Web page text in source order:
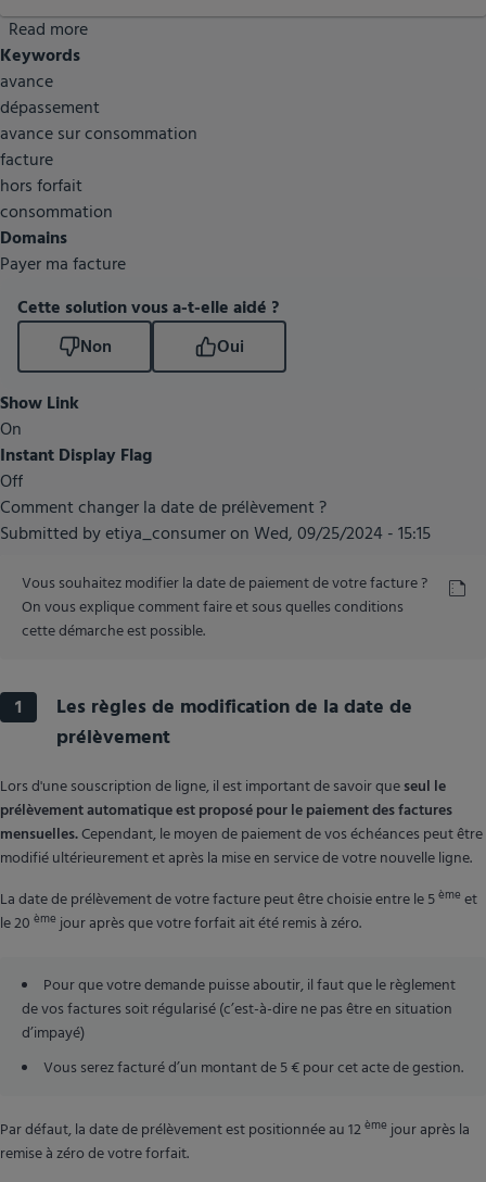
Read more
mon
avance
?
Keywords
avance
dépassement
avance sur consommation
facture
hors forfait
consommation
Domains
Payer ma facture
Cette solution vous a-t-elle aidé ?
Non
Oui
Show Link
On
Instant Display Flag
Off
Comment changer la date de prélèvement ?
Submitted byetiya_consumeron Wed, 09/25/2024 - 15:15
Vous souhaitez modifier la date de paiement de votre facture ?
On vous explique comment faire et sous quelles conditions
cette démarche est possible.
1
Les règles de modification de la date de
prélèvement
Lors d'une souscription de ligne, il est important de savoir que seul le
prélèvement automatique est proposé pour le paiement des factures
mensuelles.Cependant, le moyen de paiement de vos échéances peut être
modifié ultérieurement et après la mise en service de votre nouvelle ligne.
La date de prélèvement de votre facture peut être choisie entre le 5 ème et
le 20 ème jour après que votre forfait ait été remis à zéro.
Pour que votre demande puisse aboutir, il faut que le règlement
de vos factures soit régularisé (c’est-à-dire ne pas être en situation
d’impayé)
Vous serez facturé d’un montant de 5 € pour cet acte de gestion.
Par défaut, la date de prélèvement est positionnée au 12 ème jour après la
remise à zéro de votre forfait.